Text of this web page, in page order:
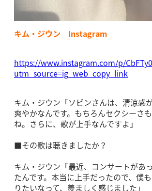
キム・ジウン Instagram
https://www.instagram.com/p/
utm_source=ig_web_copy_link
キム・ジウン「ソビンさんは、清涼感
爽やかなんです。もちろんセクシーさ
ね。さらに、歌が上手なんですよ」
■その歌は聴きましたか？
キム・ジウン「最近、コンサートがあ
たんです。本当に上手だったので、僕
りたいなって、羨ましく感じました」